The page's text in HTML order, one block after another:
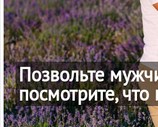
Позвольте
посмотрите, что